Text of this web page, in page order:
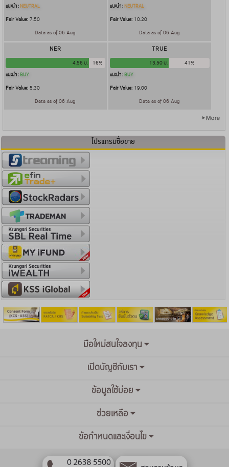
แนะนำ :NEUTRAL
Fair Value:7.50
Data as of 06 Aug
แนะนำ :NEUTRAL
Fair Value:10.20
Data as of 06 Aug
NER
4.56 บ. 16%
แนะนำ :BUY
Fair Value:5.30
Data as of 06 Aug
TRUE
13.50 บ. 41%
แนะนำ :BUY
Fair Value:19.00
Data as of 06 Aug
โปรแกรมซื้อขาย
มือใหม่สนใจลงทุน
เปิดบัญชีกับเรา
ข้อมูลใช้บ่อย
ช่วยเหลือ
ข้อกำหนดและเงื่อนไข